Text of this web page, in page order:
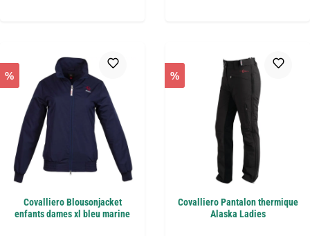
%
Covalliero Blousonjacket
enfants dames xl bleu marine
%
Covalliero Pantalon thermique
Alaska Ladies